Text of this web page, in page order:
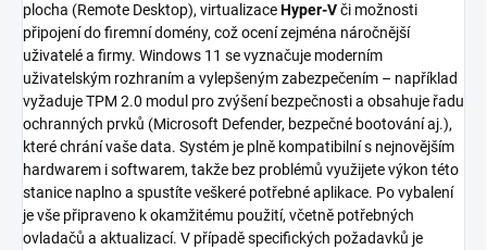
plocha (Remote Desktop), virtualizaceHyper-Vči možnosti
připojení do firemní domény, což ocení zejména náročnější
uživatelé a firmy. Windows 11 se vyznačuje moderním
uživatelským rozhraním a vylepšeným zabezpečením – například
vyžaduje TPM 2.0 modul pro zvýšení bezpečnosti a obsahuje řadu
ochranných prvků (Microsoft Defender, bezpečné bootování aj.),
které chrání vaše data. Systém je plně kompatibilní s nejnovějším
hardwarem i softwarem, takže bez problémů využijete výkon této
stanice naplno a spustíte veškeré potřebné aplikace. Po vybalení
je vše připraveno k okamžitému použití, včetně potřebných
ovladačů a aktualizací. V případě specifických požadavků je